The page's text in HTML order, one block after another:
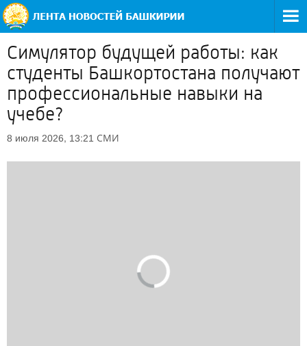
Симулятор будущей работы: как
студенты Башкортостана получают
профессиональные навыки на
учебе?
8 июля 2026, 13:21 СМИ